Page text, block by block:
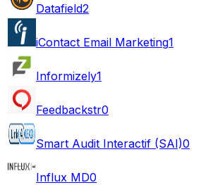
Datafield2
iContact Email Marketing1
Informizely1
Feedbackstr0
Smart Audit Interactif (SAI)0
Influx MD0